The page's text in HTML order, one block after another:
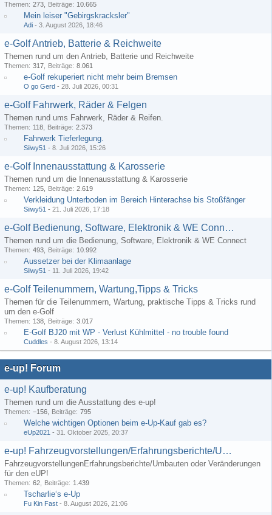
Themen 273 Beiträge 10.665
Mein leiser "Gebirgskracksler"
Adi - 3. August 2026, 18:46
e-Golf Antrieb, Batterie & Reichweite
Themen rund um den Antrieb, Batterie und Reichweite
Themen 317 Beiträge 8.061
e-Golf rekuperiert nicht mehr beim Bremsen
O go Gerd - 28. Juli 2026, 00:31
e-Golf Fahrwerk, Räder & Felgen
Themen rund ums Fahrwerk, Räder & Reifen.
Themen 118 Beiträge 2.373
Fahrwerk Tieferlegung.
Siiwy51 - 8. Juli 2026, 15:26
e-Golf Innenausstattung & Karosserie
Themen rund um die Innenausstattung & Karosserie
Themen 125 Beiträge 2.619
Verkleidung Unterboden im Bereich Hinterachse bis Stoßfänger
Siiwy51 - 21. Juli 2026, 17:18
e-Golf Bedienung, Software, Elektronik & WE Connect
Themen rund um die Bedienung, Software, Elektronik & WE Connect
Themen 493 Beiträge 10.992
Aussetzer bei der Klimaanlage
Siiwy51 - 11. Juli 2026, 19:42
e-Golf Teilenummern, Wartung,Tipps & Tricks
Themen für die Teilenummern, Wartung, praktische Tipps & Tricks rund
um den e-Golf
Themen 138 Beiträge 3.017
E-Golf BJ20 mit WP - Verlust Kühlmittel - no trouble found
Cuddles - 8. August 2026, 13:14
e-up! Forum
e-up! Kaufberatung
Themen rund um die Ausstattung des e-up!
Themen −156 Beiträge 795
Welche wichtigen Optionen beim e-Up-Kauf gab es?
eUp2021 - 31. Oktober 2025, 20:37
e-up! Fahrzeugvorstellungen/Erfahrungsberichte/Umbauten
FahrzeugvorstellungenErfahrungsberichte/Umbauten oder Veränderungen
für den eUP!
Themen 62 Beiträge 1.439
Tscharlie‘s e-Up
Fu Kin Fast - 8. August 2026, 21:06